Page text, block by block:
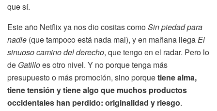
que sí.
Este año Netflix ya nos dio cositas comoSin piedad para
nadie (que tampoco está nada mal), y en mañana llegaEl
sinuoso camino del derecho, que tengo en el radar. Pero lo
de Gatilloes otro nivel. Y no porque tenga más
presupuesto o más promoción, sino porquetiene alma,
tiene tensión y tiene algo que muchos productos
occidentales han perdido: originalidad y riesgo.